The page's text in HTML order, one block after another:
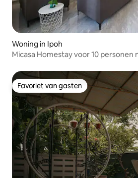
Woning in Ipoh
Micasa Homestay voor 10 personen
Favoriet van gasten
Favoriet van gasten